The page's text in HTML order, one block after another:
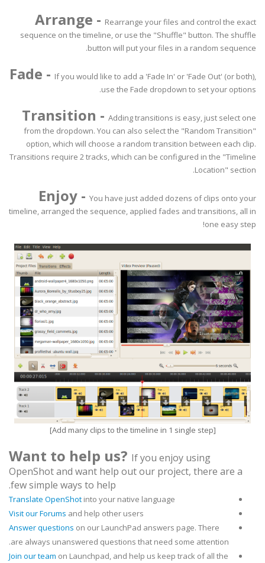
Arrange - Rearrange your files and control the exact
sequence on the timeline, or use the "Shuffle" button. The shuffle
button will put your files in a random sequence.
Fade - If you would like to add a 'Fade In' or 'Fade Out' (or both),
use the Fade dropdown to set your options.
Transition - Adding transitions is easy, just select one
from the dropdown. You can also select the "Random Transition"
option, which will choose a random transition between each clip.
Transitions require 2 tracks, which can be configured in the "Timeline
Location" section.
Enjoy - You have just added dozens of clips onto your
timeline, arranged the sequence, applied fades and transitions, all in
one easy step!
[Add many clips to the timeline in 1 single step]
Want to help us? If you enjoy using
OpenShot and want help out our project, there are a
few simple ways to help.
Translate OpenShot into your native language
Visit our Forums and help other users
Answer questions on our LaunchPad answers page. There
are always unanswered questions that need some attention.
Join our team on Launchpad, and help us keep track of all the